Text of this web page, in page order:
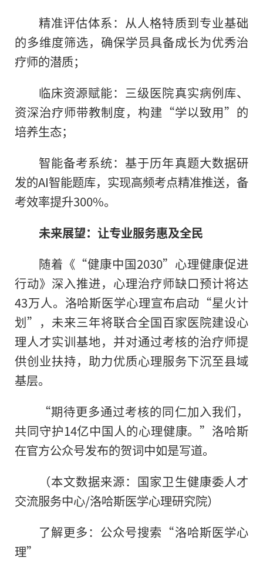
精准评估体系：从人格特质到专业基础
的多维度筛选，确保学员具备成长为优秀治
疗师的潜质；
临床资源赋能：三级医院真实病例库、
资深治疗师带教制度，构建“学以致用”的
培养生态；
智能备考系统：基于历年真题大数据研
发的AI智能题库，实现高频考点精准推送，备
考效率提升300%。
未来展望：让专业服务惠及全民
随着《“健康中国2030”心理健康促进
行动》深入推进，心理治疗师缺口预计将达
43万人。洛哈斯医学心理宣布启动“星火计
划”，未来三年将联合全国百家医院建设心
理人才实训基地，并对通过考核的治疗师提
供创业扶持，助力优质心理服务下沉至县域
基层。
“期待更多通过考核的同仁加入我们，
共同守护14亿中国人的心理健康。”洛哈斯
在官方公众号发布的贺词中如是写道。
（本文数据来源：国家卫生健康委人才
交流服务中心/洛哈斯医学心理研究院）
了解更多：公众号搜索“洛哈斯医学心
理”